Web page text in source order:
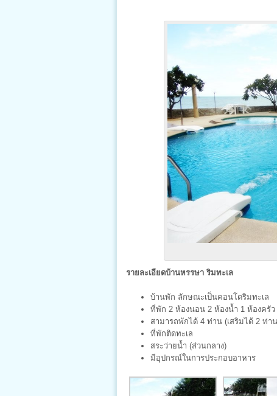
รายละเอียดบ้านหรรษา ริมทะเล
บ้านพัก ลักษณะเป็นคอนโดริมทะเล
ที่พัก 2 ห้องนอน 2 ห้องน้ำ 1 ห้องครัว
สามารถพักได้ 4 ท่าน (เสริมได้ 2 ท่า
ที่พักติดทะเล
สระว่ายน้ำ (ส่วนกลาง)
มีอุปกรณ์ในการประกอบอาหาร